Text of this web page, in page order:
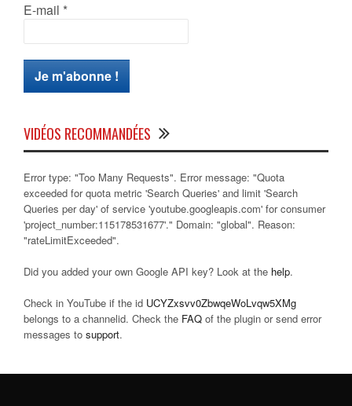
E-mail *
VIDÉOS RECOMMANDÉES
Error type: "Too Many Requests". Error message: "Quota
exceeded for quota metric 'Search Queries' and limit 'Search
Queries per day' of service 'youtube.googleapis.com' for consumer
'project_number:115178531677'." Domain: "global". Reason:
"rateLimitExceeded".
Did you added your own Google API key? Look at the help.
Check in YouTube if the id UCYZxsvv0ZbwqeWoLvqw5XMg
belongs to a channelid. Check the FAQ of the plugin or send error
messages to support.